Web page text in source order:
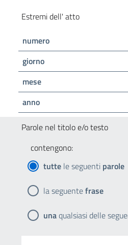
Estremi dell' atto
numero
giorno
mese
anno
Parole nel titolo e/o testo
contengono:
tutte le seguenti parole
la seguentefrase
unaqualsiasi delle